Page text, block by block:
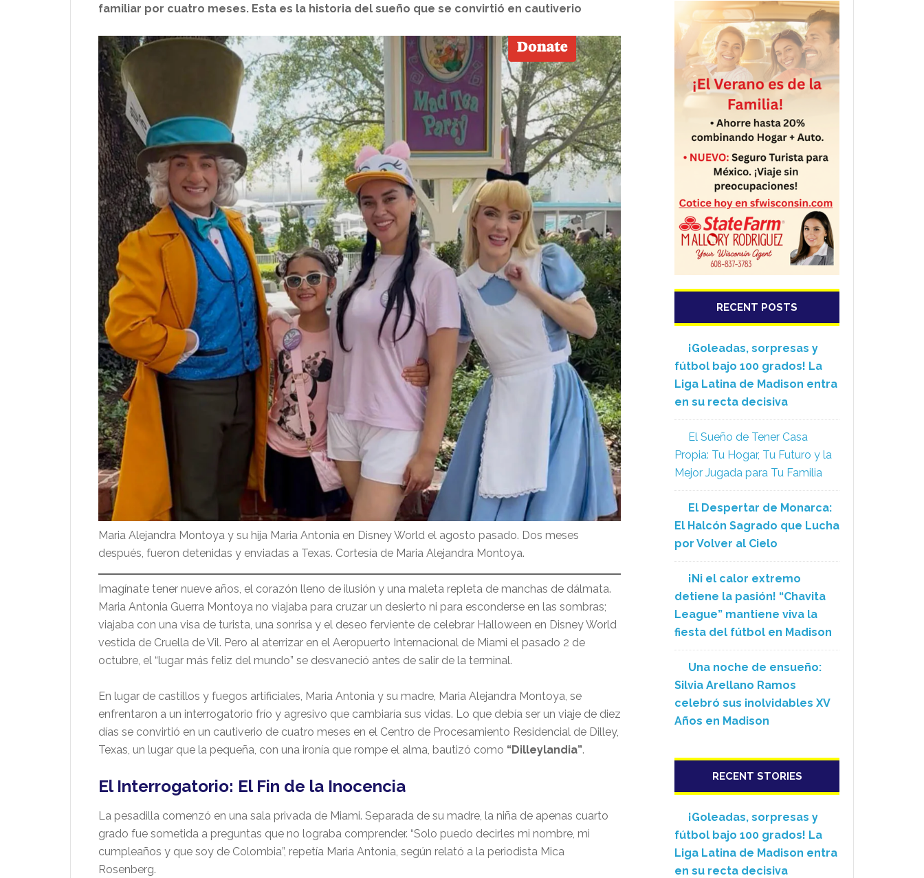
familiar por cuatro meses. Esta es la historia del sueño que se convirtió en cautiverio
Maria Alejandra Montoya y su hija Maria Antonia en Disney World el agosto pasado. Dos meses
después, fueron detenidas y enviadas a Texas. Cortesía de Maria Alejandra Montoya.
Imagínate tener nueve años, el corazón lleno de ilusión y una maleta repleta de manchas de dálmata.
Maria Antonia Guerra Montoya no viajaba para cruzar un desierto ni para esconderse en las sombras;
viajaba con una visa de turista, una sonrisa y el deseo ferviente de celebrar Halloween en Disney World
vestida de Cruella de Vil. Pero al aterrizar en el Aeropuerto Internacional de Miami el pasado 2 de
octubre, el “lugar más feliz del mundo” se desvaneció antes de salir de la terminal.
En lugar de castillos y fuegos artificiales, Maria Antonia y su madre, Maria Alejandra Montoya, se
enfrentaron a un interrogatorio frío y agresivo que cambiaría sus vidas. Lo que debía ser un viaje de diez
días se convirtió en un cautiverio de cuatro meses en el Centro de Procesamiento Residencial de Dilley,
Texas, un lugar que la pequeña, con una ironía que rompe el alma, bautizó como “Dilleylandia”.
El Interrogatorio: El Fin de la Inocencia
La pesadilla comenzó en una sala privada de Miami. Separada de su madre, la niña de apenas cuarto
grado fue sometida a preguntas que no lograba comprender. “Solo puedo decirles mi nombre, mi
cumpleaños y que soy de Colombia”, repetía Maria Antonia, según relató a la periodista Mica
Rosenberg.
RECENT POSTS
¡Goleadas, sorpresas y
fútbol bajo 100 grados! La
Liga Latina de Madison entra
en su recta decisiva
El Sueño de Tener Casa
Propia: Tu Hogar, Tu Futuro y la
Mejor Jugada para Tu Familia
El Despertar de Monarca:
El Halcón Sagrado que Lucha
por Volver al Cielo
¡Ni el calor extremo
detiene la pasión! “Chavita
League” mantiene viva la
fiesta del fútbol en Madison
Una noche de ensueño:
Silvia Arellano Ramos
celebró sus inolvidables XV
Años en Madison
RECENT STORIES
¡Goleadas, sorpresas y
fútbol bajo 100 grados! La
Liga Latina de Madison entra
en su recta decisiva